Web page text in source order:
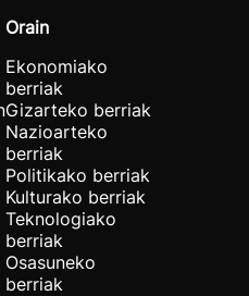
Orain
Ekonomiako
berriak
Gizarteko berriak
Nazioarteko
berriak
Politikako berriak
Kulturako berriak
Teknologiako
berriak
Osasuneko
berriak